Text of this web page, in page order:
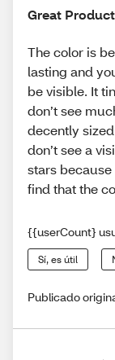
Great Product
The color is
lasting and
be visible. It
don’t see
decently
don’t see a
stars
find that the
{{userCount}
Sí, es útil
Publicado